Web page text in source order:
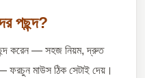
পছন্দ?
করেন — সহজ নিয়ম, দ্রুত
ফরচুন মাউস ঠিক সেটাই দেয়।